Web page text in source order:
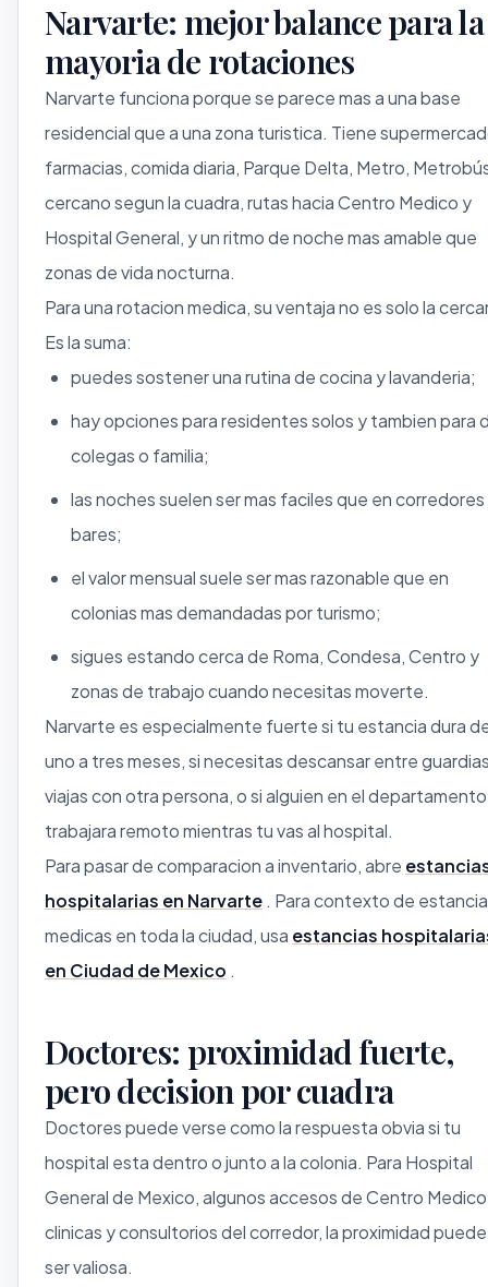
Narvarte: mejor balance para la
mayoria de rotaciones
Narvarte funciona porque se parece mas a una base
residencial que a una zona turistica. Tiene
farmacias, comida diaria, Parque Delta, Metro,
cercano segun la cuadra, rutas hacia Centro Medico y
Hospital General, y un ritmo de noche mas amable que
zonas de vida nocturna.
Para una rotacion medica, su ventaja no es solo la
Es la suma:
puedes sostener una rutina de cocina y lavanderia;
hay opciones para residentes solos y tambien para
colegas o familia;
las noches suelen ser mas faciles que en
bares;
el valor mensual suele ser mas razonable que en
colonias mas demandadas por turismo;
sigues estando cerca de Roma, Condesa, Centro y
zonas de trabajo cuando necesitas moverte.
Narvarte es especialmente fuerte si tu estancia dura
uno a tres meses, si necesitas descansar entre
viajas con otra persona, o si alguien en el departamento
trabajara remoto mientras tu vas al hospital.
Para pasar de comparacion a inventario, abre
hospitalarias en Narvarte . Para contexto de
medicas en toda la ciudad, usa estancias
en Ciudad de Mexico .
Doctores: proximidad fuerte,
pero decision por cuadra
Doctores puede verse como la respuesta obvia si tu
hospital esta dentro o junto a la colonia. Para Hospital
General de Mexico, algunos accesos de Centro
clinicas y consultorios del corredor, la proximidad puede
ser valiosa.